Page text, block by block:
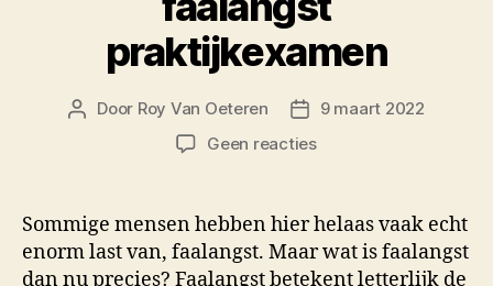
praktijkexamen
Berichtauteur
Door Roy Van Oeteren Berichtdatum
9 maart 2022
Geen reactiesop
een
faalangst
praktijkexamen
Sommige mensen hebben hier helaas vaak echt
enorm last van, faalangst. Maar wat is faalangst
dan nu precies? Faalangst betekent letterlijk de